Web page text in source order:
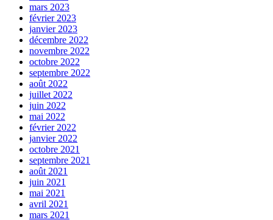
mars 2023
février 2023
janvier 2023
décembre 2022
novembre 2022
octobre 2022
septembre 2022
août 2022
juillet 2022
juin 2022
mai 2022
février 2022
janvier 2022
octobre 2021
septembre 2021
août 2021
juin 2021
mai 2021
avril 2021
mars 2021